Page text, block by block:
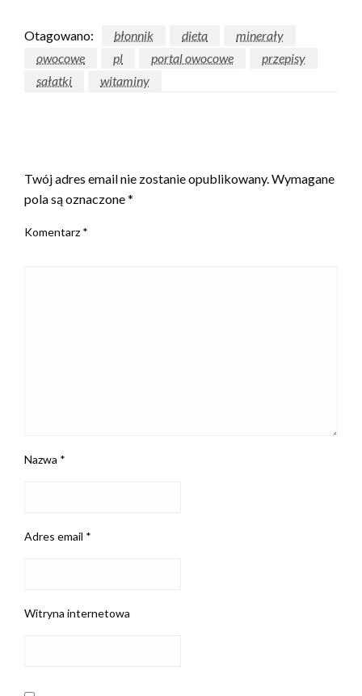
Otagowano: błonnik dieta
minerały
owocowe
pl portal owocowe
przepisy
sałatki
witaminy
Twój adres email nie zostanie opublikowany.Wymagane
pola są oznaczone*
Komentarz *
Nazwa *
Adres email *
Witryna internetowa